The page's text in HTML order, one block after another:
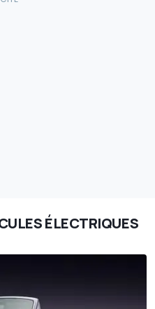
ÉLECTRIQUES